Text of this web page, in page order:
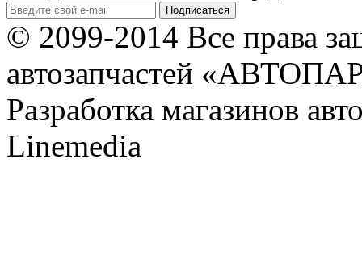
© 2099-2014 Все права
автозапчастей
Разработка магазинов
Linemedia